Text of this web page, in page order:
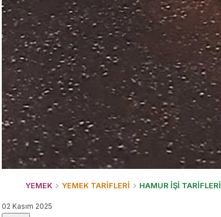
YEMEK YEMEK TARİFLERİ HAMUR İŞİ TARİFLERİ
02 Kasım 2025